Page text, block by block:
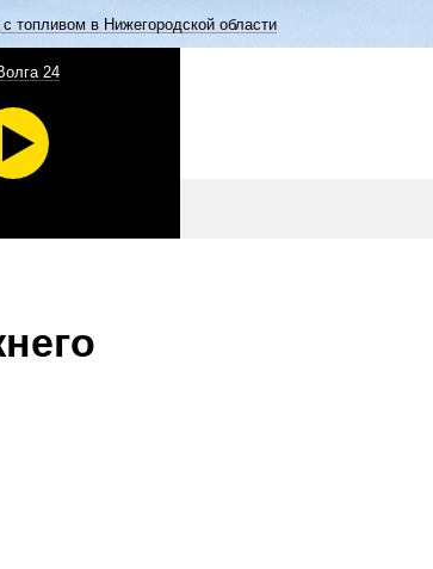
топливом в Нижегородской области
24